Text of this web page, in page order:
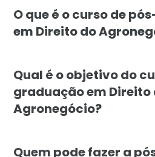
O que é o curso de
em Direito do
Qual é o objetivo do
graduação em Direito
Agronegócio?
Quem pode fazer a